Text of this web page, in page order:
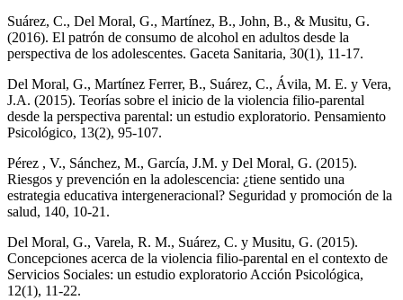
Suárez, C., Del Moral, G., Martínez, B., John, B., & Musitu, G.
(2016). El patrón de consumo de alcohol en adultos desde la
perspectiva de los adolescentes. Gaceta Sanitaria, 30(1), 11-17.
Del Moral, G., Martínez Ferrer, B., Suárez, C., Ávila, M. E. y Vera,
J.A. (2015). Teorías sobre el inicio de la violencia filio-parental
desde la perspectiva parental: un estudio exploratorio. Pensamiento
Psicológico, 13(2), 95-107.
Pérez , V., Sánchez, M., García, J.M. y Del Moral, G. (2015).
Riesgos y prevención en la adolescencia: ¿tiene sentido una
estrategia educativa intergeneracional? Seguridad y promoción de la
salud, 140, 10-21.
Del Moral, G., Varela, R. M., Suárez, C. y Musitu, G. (2015).
Concepciones acerca de la violencia filio-parental en el contexto de
Servicios Sociales: un estudio exploratorio Acción Psicológica,
12(1), 11-22.